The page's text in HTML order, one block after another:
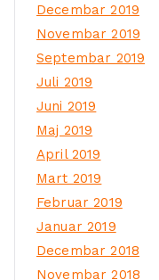
Decembar 2019
Novembar 2019
Septembar 2019
Juli 2019
Juni 2019
Maj 2019
April 2019
Mart 2019
Februar 2019
Januar 2019
Decembar 2018
Novembar 2018